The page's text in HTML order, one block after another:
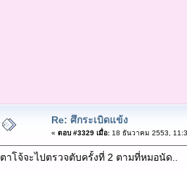
Re: ศึกระเบิดแข้ง
« ตอบ #3329 เมื่อ:18 ธันวาคม 2553,
ตาโจ้จะไปตรวจตับครั้งที่ 2 ตามที่หมอนัด..